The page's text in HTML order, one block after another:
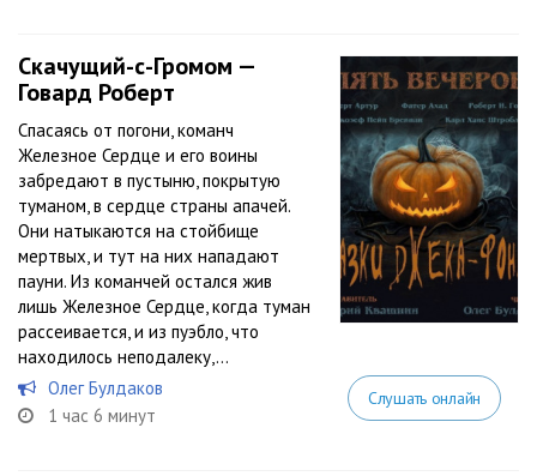
Скачущий-с-Громом —
Говард Роберт
Спасаясь от погони, команч
Железное Сердце и его воины
забредают в пустыню, покрытую
туманом, в сердце страны апачей.
Они натыкаются на стойбище
мертвых, и тут на них нападают
пауни. Из команчей остался жив
лишь Железное Сердце, когда туман
рассеивается, и из пуэбло, что
находилось неподалеку,...
Олег Булдаков
1 час 6 минут
Слушать онлайн